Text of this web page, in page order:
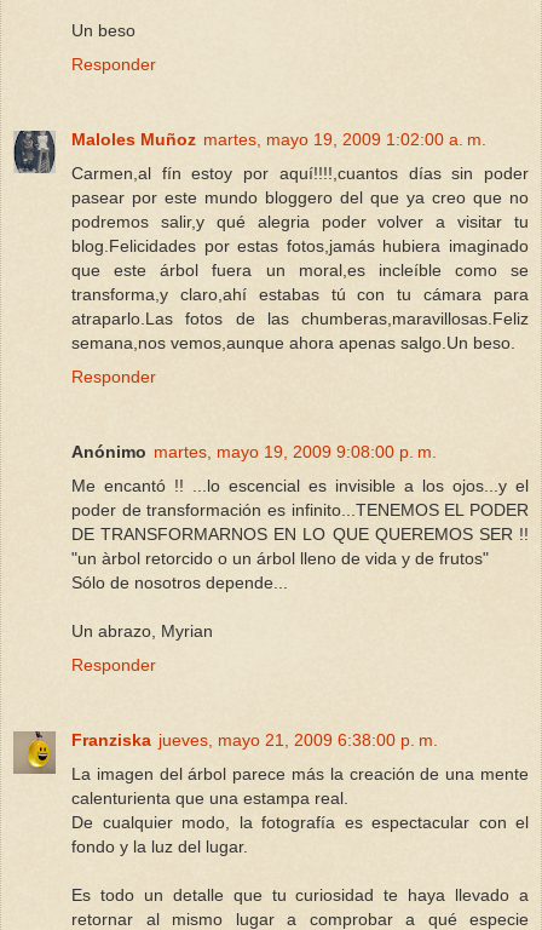
Un beso
Responder
Maloles Muñoz martes, mayo 19, 2009 1:02:00 a. m.
Carmen,al fín estoy por aquí!!!!,cuantos días sin poder
pasear por este mundo bloggero del que ya creo que no
podremos salir,y qué alegria poder volver a visitar tu
blog.Felicidades por estas fotos,jamás hubiera imaginado
que este árbol fuera un moral,es incleíble como se
transforma,y claro,ahí estabas tú con tu cámara para
atraparlo.Las fotos de las chumberas,maravillosas.Feliz
semana,nos vemos,aunque ahora apenas salgo.Un beso.
Responder
Anónimo martes, mayo 19, 2009 9:08:00 p. m.
Me encantó !! ...lo escencial es invisible a los ojos...y el
poder de transformación es infinito...TENEMOS EL PODER
DE TRANSFORMARNOS EN LO QUE QUEREMOS SER !!
"un àrbol retorcido o un árbol lleno de vida y de frutos"
Sólo de nosotros depende...
Un abrazo, Myrian
Responder
Franziska jueves, mayo 21, 2009 6:38:00 p. m.
La imagen del árbol parece más la creación de una mente
calenturienta que una estampa real.
De cualquier modo, la fotografía es espectacular con el
fondo y la luz del lugar.
Es todo un detalle que tu curiosidad te haya llevado a
retornar al mismo lugar a comprobar a qué especie